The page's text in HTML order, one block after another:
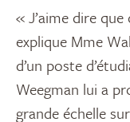
« J’aime dire
explique Mme
d’un poste
Weegman lui a
grande échelle